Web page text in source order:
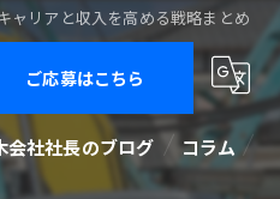
ャリアと収入を高める戦略まとめ
ご応募はこちら
会社社長のブログ コラム